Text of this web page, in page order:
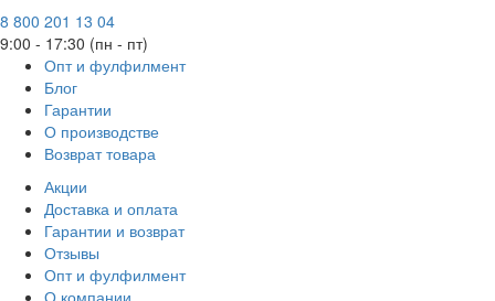
8 800 201 13 04
9:00 - 17:30 (пн - пт)
Опт и фулфилмент
Блог
Гарантии
О производстве
Возврат товара
Акции
Доставка и оплата
Гарантии и возврат
Отзывы
Опт и фулфилмент
О компании